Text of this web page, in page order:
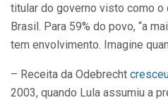
titular do governo visto como o
Brasil. Para 59% do povo, “a
tem envolvimento. Imagine
– Receita da Odebrecht
2003, quando Lula assumiu a